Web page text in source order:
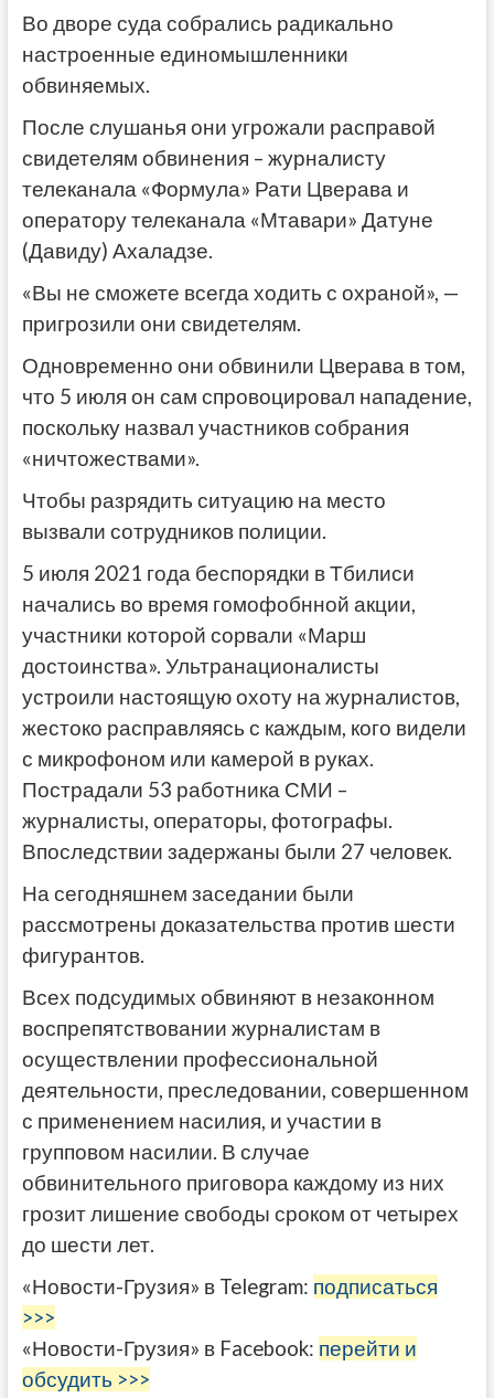
Во дворе суда собрались радикально
настроенные единомышленники
обвиняемых.
После слушанья они угрожали расправой
свидетелям обвинения – журналисту
телеканала «Формула» Рати Цверава и
оператору телеканала «Мтавари» Датуне
(Давиду) Ахаладзе.
«Вы не сможете всегда ходить с охраной», —
пригрозили они свидетелям.
Одновременно они обвинили Цверава в том,
что 5 июля он сам спровоцировал нападение,
поскольку назвал участников собрания
«ничтожествами».
Чтобы разрядить ситуацию на место
вызвали сотрудников полиции.
5 июля 2021 года беспорядки в Тбилиси
начались во время гомофобнной акции,
участники которой сорвали «Марш
достоинства». Ультранационалисты
устроили настоящую охоту на журналистов,
жестоко расправляясь с каждым, кого видели
с микрофоном или камерой в руках.
Пострадали 53 работника СМИ –
журналисты, операторы, фотографы.
Впоследствии задержаны были 27 человек.
На сегодняшнем заседании были
рассмотрены доказательства против шести
фигурантов.
Всех подсудимых обвиняют в незаконном
воспрепятствовании журналистам в
осуществлении профессиональной
деятельности, преследовании, совершенном
с применением насилия, и участии в
групповом насилии. В случае
обвинительного приговора каждому из них
грозит лишение свободы сроком от четырех
до шести лет.
«Новости-Грузия» в Telegram: подписаться
>>>
«Новости-Грузия» в Facebook: перейти и
обсудить >>>